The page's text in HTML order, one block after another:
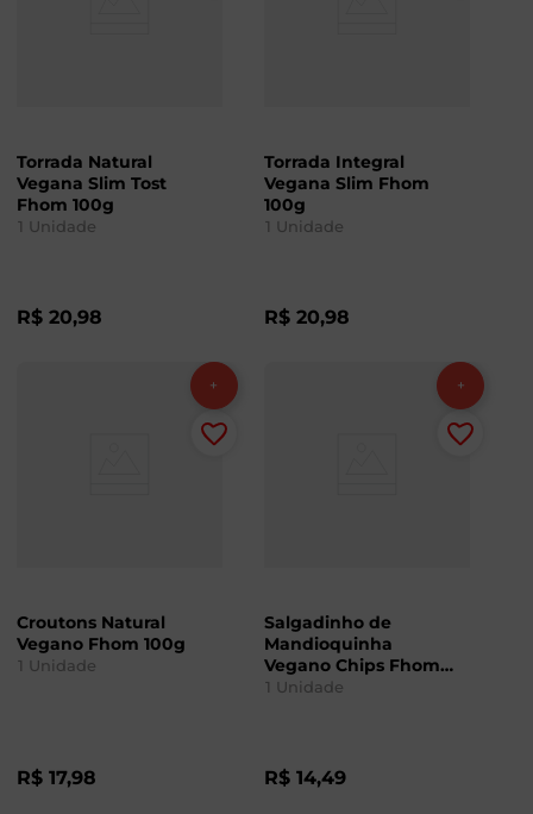
Torrada Natural
Vegana Slim Tost
Fhom 100g
1 Unidade
R$ 20,98
Torrada Integral
Vegana Slim Fhom
100g
1 Unidade
R$ 20,98
Croutons Natural
Vegano Fhom 100g
1 Unidade
R$ 17,98
Salgadinho de
Mandioquinha
Vegano Chips Fhom
45g
1 Unidade
R$ 14,49